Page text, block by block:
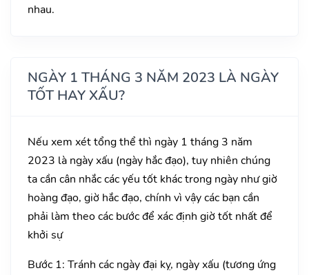
nhau.
NGÀY 1 THÁNG 3 NĂM 2023 LÀ NGÀY
TỐT HAY XẤU?
Nếu xem xét tổng thể thì ngày 1 tháng 3 năm
2023 là ngày xấu (ngày hắc đạo), tuy nhiên chúng
ta cần cân nhắc các yếu tốt khác trong ngày như giờ
hoàng đạo, giờ hắc đạo, chính vì vậy các bạn cần
phải làm theo các bước để xác định giờ tốt nhất để
khởi sự
Bước 1: Tránh các ngày đại kỵ, ngày xấu (tương ứng